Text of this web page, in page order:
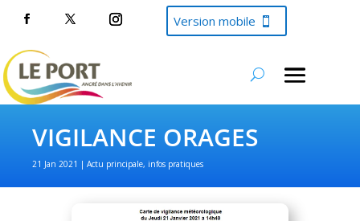
Version mobile
VIGILANCE ORAGES
21 Jan 2021 Actu principale, infos pratiques